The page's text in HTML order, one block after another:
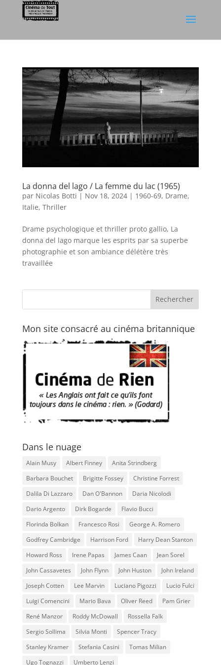
La donna del lago / La femme du lac (1965)
par Nicolas Botti | Nov 18, 2024| 1960-69, Drame,
Italie, Thriller
Drame psychologique et thriller proto gallio, La
donna del lago marque les esprits par sa superbe
photographie et son ambiance délétère très
travaillée
Mon site consacré au cinéma britannique
Dans le nuage
Alain Musy Albert Finney
Anita Strindberg
Barbara Bouchet
Brigitte Fossey
Christine Forrest
Dalila Di Lazzaro
Dan O'Bannon
Daria Nicolodi
Dario Argento
Dirk Bogarde
Flavio Bucci
Florinda Bolkan
Francesco Rosi
George A. Romero
Godfrey Cambridge
Harrison Ford
Harry Dean Stanton
Howard Ross
Irene Papas James Caan
Jean Sorel
John Cassavetes
John Flynn John Huston
John Ireland
Joseph Cotten
Lee Marvin Luciano Pigozzi
Lucio Fulci
Luigi Comencini
Mario Bava Oliver Reed
Pam Grier
René Manzor
Roddy McDowall
Rossella Falk
Sergio Sollima
Silvia Monti
Spencer Tracy
Stanley Kramer
Stefania Casini
Tomas Milian
Ugo Tognazzi
Umberto Lenzi